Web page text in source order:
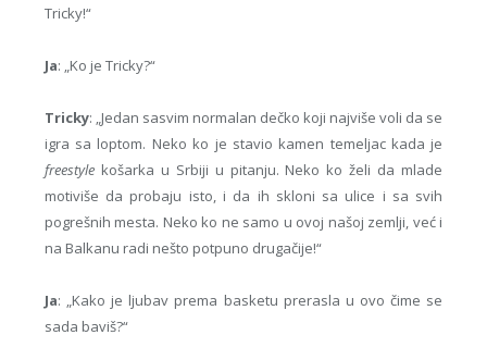
Tricky!“
Ja: „Ko je Tricky?“
Tricky: „Jedan sasvim normalan dečko koji najviše voli da se
igra sa loptom. Neko ko je stavio kamen temeljac kada je
freestyle košarka u Srbiji u pitanju. Neko ko želi da mlade
motiviše da probaju isto, i da ih skloni sa ulice i sa svih
pogrešnih mesta. Neko ko ne samo u ovoj našoj zemlji, već i
na Balkanu radi nešto potpuno drugačije!“
Ja: „Kako je ljubav prema basketu prerasla u ovo čime se
sada baviš?“